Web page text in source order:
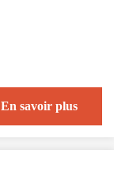
En savoir plus